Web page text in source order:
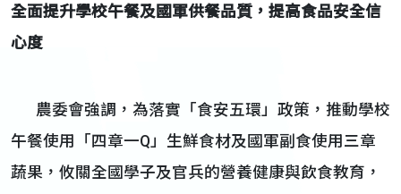
全面提升學校午餐及國軍供餐品質，提高食品安全信
心度
農委會強調，為落實「食安五環」政策，推動學校
午餐使用「四章一Q」生鮮食材及國軍副食使用三章
蔬果，攸關全國學子及官兵的營養健康與飲食教育，